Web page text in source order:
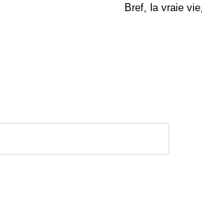
Bref, la vraie